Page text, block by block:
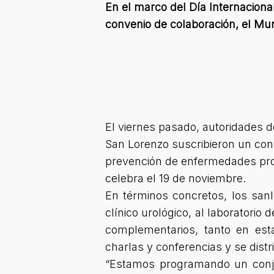
En el marco del Día
convenio de colaboración, el
El viernes pasado, autoridades
San Lorenzo suscribieron un
prevención de enfermedades
celebra el 19 de noviembre.
En términos concretos, los
clínico urológico, al laboratorio
complementarios, tanto en
charlas y conferencias y se
“Estamos programando un